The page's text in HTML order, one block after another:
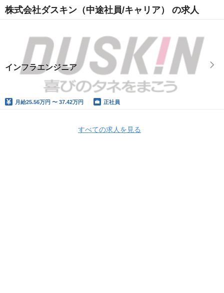
株式会社ダスキン（中途社員/キャリア） の求人
インフラエンジニア
月給25.56万円 〜 37.42万円 正社員
すべての求人を見る